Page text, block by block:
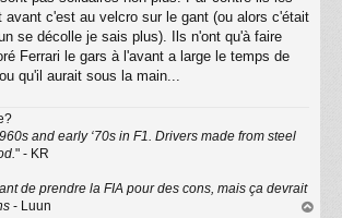
avant c'est au velcro sur le gant (ou alors c'était
se décolle je sais plus). Ils n'ont qu'à faire
Ferrari le gars à l'avant a large le temps de
qu'il aurait sous la main...
and early ‘70s in F1. Drivers made from steel
" - KR
de prendre la FIA pour des cons, mais ça devrait
- Luun